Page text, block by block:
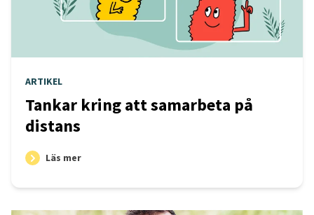
ARTIKEL
Tankar kring att samarbeta på
distans
Läs mer